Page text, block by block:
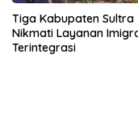
Tiga Kabupaten Sultra
Nikmati Layanan
Terintegrasi